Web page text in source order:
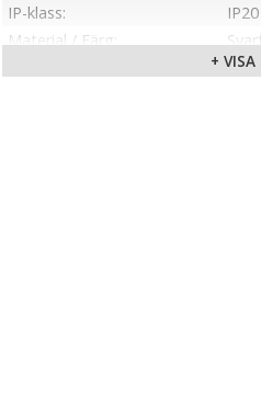
IP-klass
IP20
Material / Färg
+ VISA